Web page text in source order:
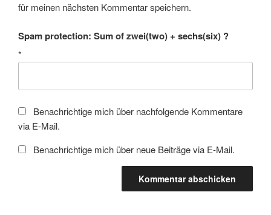
für meinen nächsten Kommentar speichern.
Spam protection: Sum of zwei(two) + sechs(six) ?
*
Benachrichtige mich über nachfolgende Kommentare
via E-Mail.
Benachrichtige mich über neue Beiträge via E-Mail.